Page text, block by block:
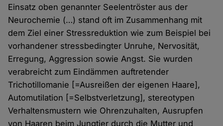
Einsatz oben genannter Seelentröster aus der
Neurochemie (…) stand oft im Zusammenhang mit
dem Ziel einer Stressreduktion wie zum Beispiel bei
vorhandener stressbedingter Unruhe, Nervosität,
Erregung, Aggression sowie Angst. Sie wurden
verabreicht zum Eindämmen auftretender
Trichotillomanie [=Ausreißen der eigenen Haare],
Automutilation [=Selbstverletzung], stereotypen
Verhaltensmustern wie Ohrenzuhalten, Ausrupfen
von Haaren beim Jungtier durch die Mutter und